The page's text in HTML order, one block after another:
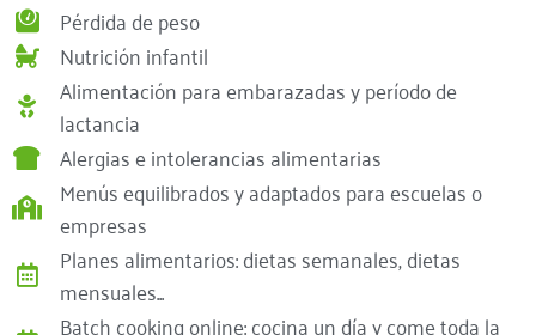
Pérdida de peso
Nutrición infantil
Alimentación para embarazadas y período de
lactancia
Alergias e intolerancias alimentarias
Menús equilibrados y adaptados para escuelas o
empresas
Planes alimentarios: dietas semanales, dietas
mensuales...
Batch cooking online: cocina un día y come toda la